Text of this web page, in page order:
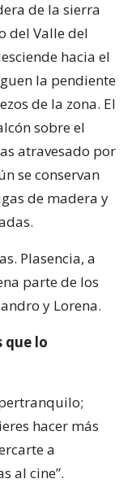
de la sierra
del Valle del
hacia el
la pendiente
de la zona. El
sobre el
atravesado por
se conservan
de madera y
Plasencia, a
parte de los
y Lorena.
que lo
hacer más
a
al cine”.